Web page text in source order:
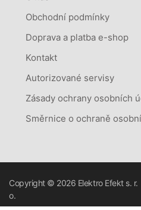
Obchodní podmínky
Doprava a platba e-shop
Kontakt
Autorizované servisy
Zásady ochrany osobních
Směrnice o ochraně
Copyright © 2026 Elektro Efekt s. r.
o.